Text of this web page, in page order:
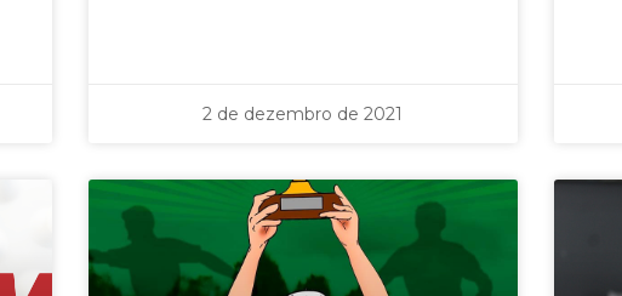
2 de dezembro de 2021